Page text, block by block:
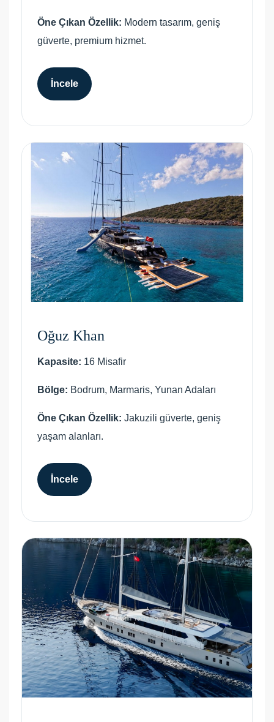
Öne Çıkan Özellik: Modern tasarım, geniş
güverte, premium hizmet.
İncele
Oğuz Khan
Kapasite: 16 Misafir
Bölge: Bodrum, Marmaris, Yunan Adaları
Öne Çıkan Özellik: Jakuzili güverte, geniş
yaşam alanları.
İncele